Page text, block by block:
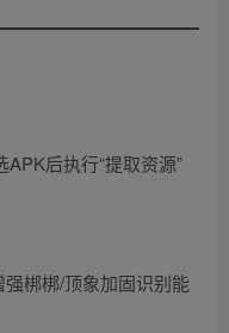
后执行“提取资源”
梆梆/顶象加固识别能